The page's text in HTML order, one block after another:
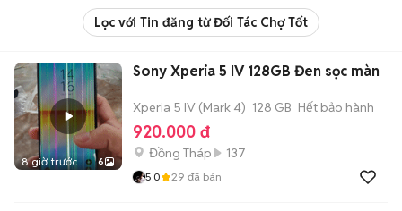
Lọc với Tin đăng từ Đối Tác Chợ Tốt
8 giờ trước 6
Sony Xperia 5 IV 128GB Đen sọc màn
Xperia 5 IV (Mark 4) 128 GB Hết bảo hành
920.000 đ
Đồng Tháp 137
5.0 29 đã bán